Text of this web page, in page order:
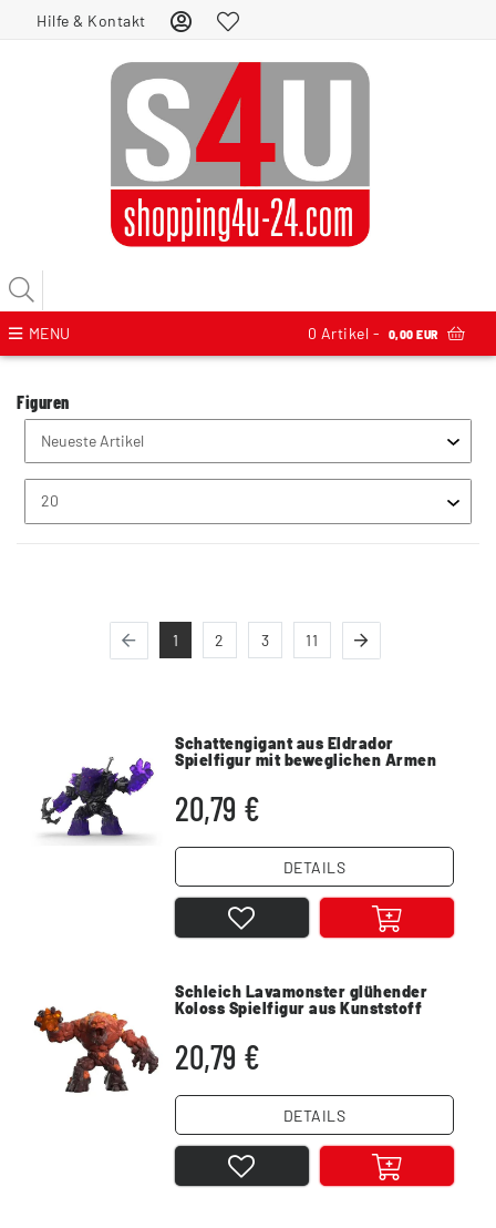
Hilfe & Kontakt
MENU 0 Artikel - 0,00 EUR
Figuren
1 2 3 11
Schattengigant aus Eldrador
Spielfigur mit beweglichen Armen
20,79 €
DETAILS
Schleich Lavamonster glühender
Koloss Spielfigur aus Kunststoff
20,79 €
DETAILS